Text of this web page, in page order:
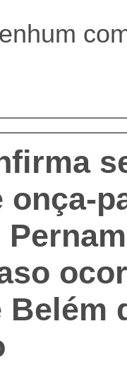
onça-
Belém